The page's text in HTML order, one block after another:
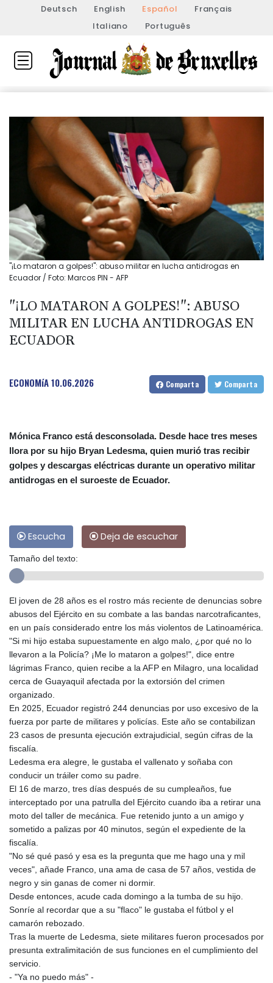
Deutsch English Español
Français
Italiano
Português
"¡Lo mataron a golpes!": abuso militar en lucha antidrogas en
Ecuador / Foto: Marcos PIN - AFP
"¡LO MATARON A GOLPES!": ABUSO
MILITAR EN LUCHA ANTIDROGAS EN
ECUADOR
ECONOMíA10.06.2026 Comparta Comparta
Mónica Franco está desconsolada. Desde hace tres meses
llora por su hijo Bryan Ledesma, quien murió tras recibir
golpes y descargas eléctricas durante un operativo militar
antidrogas en el suroeste de Ecuador.
Escucha Deja de escuchar
Tamaño del texto:
El joven de 28 años es el rostro más reciente de denuncias sobre
abusos del Ejército en su combate a las bandas narcotraficantes,
en un país considerado entre los más violentos de Latinoamérica.
"Si mi hijo estaba supuestamente en algo malo, ¿por qué no lo
llevaron a la Policía? ¡Me lo mataron a golpes!", dice entre
lágrimas Franco, quien recibe a la AFP en Milagro, una localidad
cerca de Guayaquil afectada por la extorsión del crimen
organizado.
En 2025, Ecuador registró 244 denuncias por uso excesivo de la
fuerza por parte de militares y policías. Este año se contabilizan
23 casos de presunta ejecución extrajudicial, según cifras de la
fiscalía.
Ledesma era alegre, le gustaba el vallenato y soñaba con
conducir un tráiler como su padre.
El 16 de marzo, tres días después de su cumpleaños, fue
interceptado por una patrulla del Ejército cuando iba a retirar una
moto del taller de mecánica. Fue retenido junto a un amigo y
sometido a palizas por 40 minutos, según el expediente de la
fiscalía.
"No sé qué pasó y esa es la pregunta que me hago una y mil
veces", añade Franco, una ama de casa de 57 años, vestida de
negro y sin ganas de comer ni dormir.
Desde entonces, acude cada domingo a la tumba de su hijo.
Sonríe al recordar que a su "flaco" le gustaba el fútbol y el
camarón rebozado.
Tras la muerte de Ledesma, siete militares fueron procesados por
presunta extralimitación de sus funciones en el cumplimiento del
servicio.
- "Ya no puedo más" -